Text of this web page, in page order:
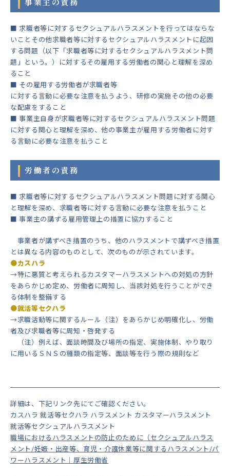
■ 求職者等に対するセクシュアルハラスメントを行ってはならな
いことその他求職者等に対するセクシュアルハラスメントに起因
する問題（以下「求職者等に対するセクシュアルハラスメント問
題」という。）に対するその雇用する労働者の関心と理解を深め
ること
■ その雇用する労働者が求職者等
に対する言動に必要な注意を払うよう、研修の実施その他の必要
な配慮をすること
■ 事業主自身が求職者等に対するセクシュアルハラスメント問題
に対する関心と理解を深め、他の事業主が雇用する労働者に対す
る言動に必要な注意を払うこと
労働者の責務
■ 求職者等に対するセクシュアルハラスメント問題に対する関心
と理解を深め、求職者等に対する言動に必要な注意を払うこと
■ 事業主の講ずる雇用管理上の措置に協力すること
事業者が講ずべき措置のうち、他のハラスメントで講ずべき措置
とは異なる内容のものとして、次のものが示されています。
●カスハラ
→特に悪質と考えられるカスタマーハラスメントへの対処の方針
をあらかじめ定め、労働者に周知し、当該対処を行うことができ
る体制を整備する
●就活等セクハラ
→求職活動等に関するルール（注）をあらかじめ明確化し、労働
者及び求職者等に周知・啓発する
（注）例えば、面談時間及び場所の指定、実施体制、やり取り
に用いるＳＮＳの種類の指定等、面談等を行う際の規則など
詳細は、下記リンク先にてご確認ください。
カスハラ 就活等セクハラ ハラスメント カスタマーハラスメント
就活等セクシュアルハラスメント
職場におけるハラスメントの防止のために（セクシュアルハラス
メント/妊娠・出産等、育児・介護休業等に関するハラスメント/パ
ワーハラスメント｜厚生労働省